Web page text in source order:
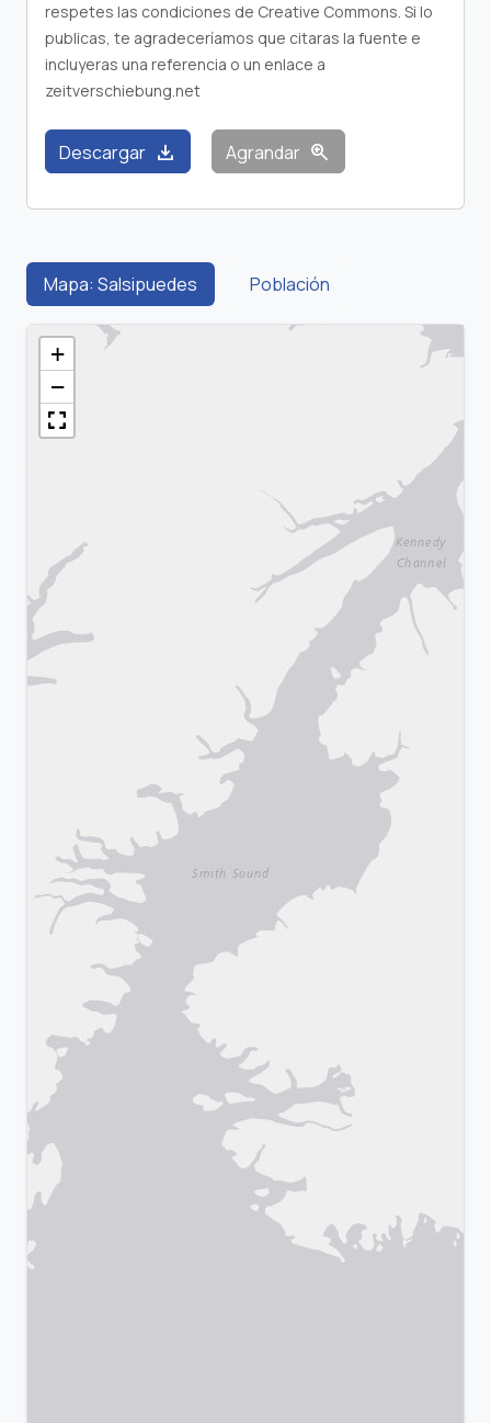
respetes las condiciones de Creative Commons. Si lo
publicas, te agradeceríamos que citaras la fuente e
incluyeras una referencia o un enlace a
zeitverschiebung.net
Descargar download Agrandar zoom_in
Mapa: Salsipuedes Población
+
−